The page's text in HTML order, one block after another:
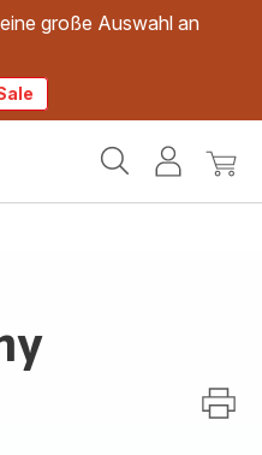
große Auswahl an
Mein
Mein